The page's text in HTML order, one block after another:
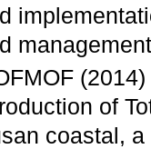
of
coastal,